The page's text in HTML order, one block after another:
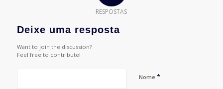
RESPOSTAS
Deixe uma resposta
Want to join the discussion?
Feel free to contribute!
Nome *